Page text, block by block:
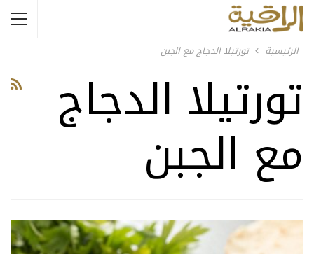
الرئيسية تورتيلا الدجاج مع الجبن
تورتيلا الدجاج
مع الجبن